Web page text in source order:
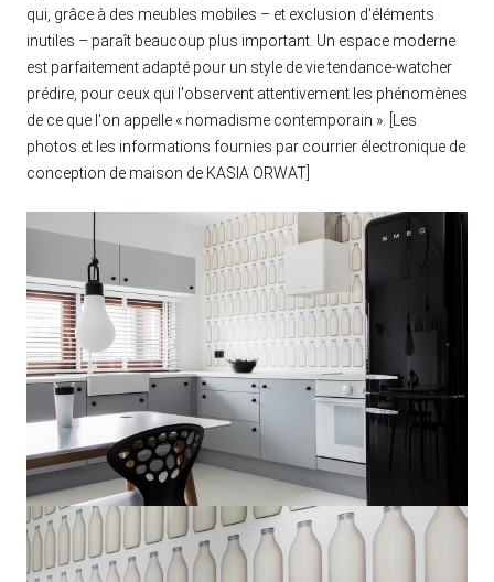
qui, grâce à des meubles mobiles – et exclusion d'éléments
inutiles – paraît beaucoup plus important. Un espace moderne
est parfaitement adapté pour un style de vie tendance-watcher
prédire, pour ceux qui l'observent attentivement les phénomènes
de ce que l'on appelle « nomadisme contemporain ». [Les
photos et les informations fournies par courrier électronique de
conception de maison de KASIA ORWAT]